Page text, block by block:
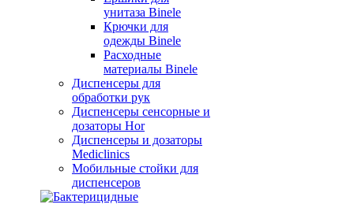
унитаза Binele
Крючки для
одежды Binele
Расходные
материалы Binele
Диспенсеры для
обработки рук
Диспенсеры сенсорные и
дозаторы Hor
Диспенсеры и дозаторы
Mediclinics
Мобильные стойки для
диспенсеров